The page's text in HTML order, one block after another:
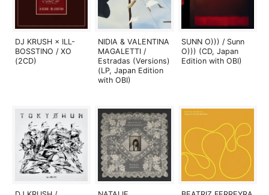
DJ KRUSH × ILL-
BOSSTINO / XO
(2CD)
NIDIA & VALENTINA
MAGALETTI /
Estradas (Versions)
(LP, Japan Edition
with OBI)
SUNN O))) / Sunn
O))) (CD, Japan
Edition with OBI)